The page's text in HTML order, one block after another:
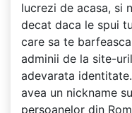
lucrezi de acasa, si
decat daca le spui
care sa te
adminii de la site-
adevarata
avea un nickname
persoanelor din